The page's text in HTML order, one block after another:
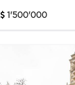
район
1'500'000